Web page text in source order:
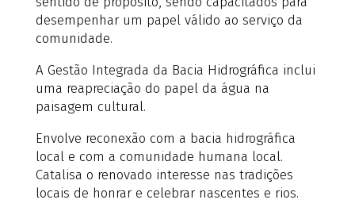
desempenhar um papel válido ao serviço da
comunidade.
A Gestão Integrada da Bacia Hidrográfica inclui
uma reapreciação do papel da água na
paisagem cultural.
Envolve reconexão com a bacia hidrográfica
local e com a comunidade humana local.
Catalisa o renovado interesse nas tradições
locais de honrar e celebrar nascentes e rios.